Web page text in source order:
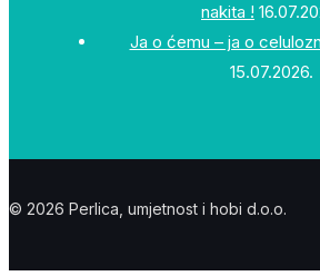
nakita !
Ja o ćemu – ja o
15.07.2026.
© 2026 Perlica, umjetnost i hobi d.o.o.